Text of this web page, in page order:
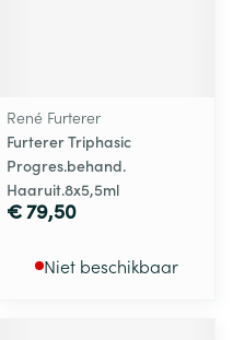
René Furterer
Furterer Triphasic
Progres.behand.
Haaruit.8x5,5ml
€ 79,50
Niet beschikbaar